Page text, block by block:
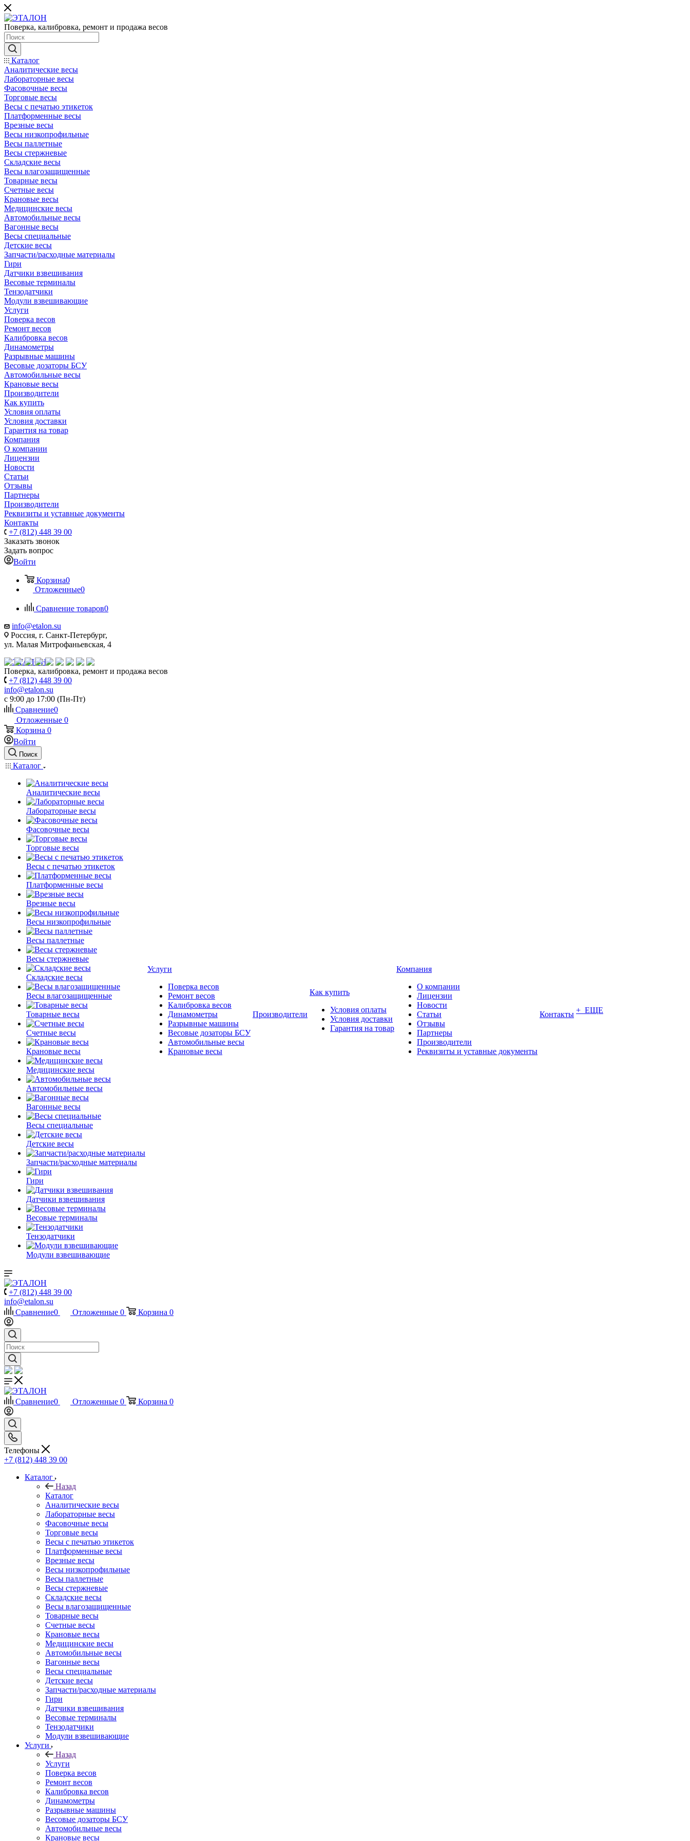
Поверка, калибровка, ремонт и продажа весов
Каталог
Аналитические весы
Лабораторные весы
Фасовочные весы
Торговые весы
Весы с печатью этикеток
Платформенные весы
Врезные весы
Весы низкопрофильные
Весы паллетные
Весы стержневые
Складские весы
Весы влагозащищенные
Товарные весы
Счетные весы
Крановые весы
Медицинские весы
Автомобильные весы
Вагонные весы
Весы специальные
Детские весы
Запчасти/расходные материалы
Гири
Датчики взвешивания
Весовые терминалы
Тензодатчики
Модули взвешивающие
Услуги
Поверка весов
Ремонт весов
Калибровка весов
Динамометры
Разрывные машины
Весовые дозаторы БСУ
Автомобильные весы
Крановые весы
Производители
Как купить
Условия оплаты
Условия доставки
Гарантия на товар
Компания
О компании
Лицензии
Новости
Статьи
Отзывы
Партнеры
Производители
Реквизиты и уставные документы
Контакты
+7 (812) 448 39 00
Заказать звонок
Задать вопрос
Войти
Корзина0
Отложенные0
Сравнение товаров0
info@etalon.su
Россия, г. Санкт-Петербург,
ул. Малая Митрофаньевская, 4
Поверка, калибровка, ремонт и продажа весов
+7 (812) 448 39 00
info@etalon.su
c 9:00 до 17:00 (Пн-Пт)
Сравнение0
Отложенные 0
Корзина 0
Войти
Поиск
Каталог
Аналитические весы
Лабораторные весы
Фасовочные весы
Торговые весы
Весы с печатью этикеток
Платформенные весы
Врезные весы
Весы низкопрофильные
Весы паллетные
Весы стержневые
Складские весы
Весы влагозащищенные
Товарные весы
Счетные весы
Крановые весы
Медицинские весы
Автомобильные весы
Вагонные весы
Весы специальные
Детские весы
Запчасти/расходные материалы
Гири
Датчики взвешивания
Весовые терминалы
Тензодатчики
Модули взвешивающие
Услуги
Поверка весов
Ремонт весов
Калибровка весов
Динамометры
Разрывные машины
Весовые дозаторы БСУ
Автомобильные весы
Крановые весы
Производители
Как купить
Условия оплаты
Условия доставки
Гарантия на товар
Компания
О компании
Лицензии
Новости
Статьи
Отзывы
Партнеры
Производители
Реквизиты и уставные документы
Контакты + ЕЩЕ
+7 (812) 448 39 00
info@etalon.su
Сравнение0 Отложенные 0 Корзина 0
Сравнение0 Отложенные 0 Корзина 0
Телефоны
+7 (812) 448 39 00
Каталог
Назад
Каталог
Аналитические весы
Лабораторные весы
Фасовочные весы
Торговые весы
Весы с печатью этикеток
Платформенные весы
Врезные весы
Весы низкопрофильные
Весы паллетные
Весы стержневые
Складские весы
Весы влагозащищенные
Товарные весы
Счетные весы
Крановые весы
Медицинские весы
Автомобильные весы
Вагонные весы
Весы специальные
Детские весы
Запчасти/расходные материалы
Гири
Датчики взвешивания
Весовые терминалы
Тензодатчики
Модули взвешивающие
Услуги
Назад
Услуги
Поверка весов
Ремонт весов
Калибровка весов
Динамометры
Разрывные машины
Весовые дозаторы БСУ
Автомобильные весы
Крановые весы